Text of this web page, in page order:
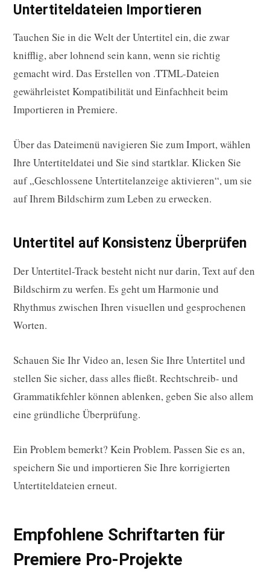
Untertiteldateien Importieren
Tauchen Sie in die Welt der Untertitel ein, die zwar
knifflig, aber lohnend sein kann, wenn sie richtig
gemacht wird. Das Erstellen von .TTML-Dateien
gewährleistet Kompatibilität und Einfachheit beim
Importieren in Premiere.
Über das Dateimenü navigieren Sie zum Import, wählen
Ihre Untertiteldatei und Sie sind startklar. Klicken Sie
auf „Geschlossene Untertitelanzeige aktivieren“, um sie
auf Ihrem Bildschirm zum Leben zu erwecken.
Untertitel auf Konsistenz Überprüfen
Der Untertitel-Track besteht nicht nur darin, Text auf den
Bildschirm zu werfen. Es geht um Harmonie und
Rhythmus zwischen Ihren visuellen und gesprochenen
Worten.
Schauen Sie Ihr Video an, lesen Sie Ihre Untertitel und
stellen Sie sicher, dass alles fließt. Rechtschreib- und
Grammatikfehler können ablenken, geben Sie also allem
eine gründliche Überprüfung.
Ein Problem bemerkt? Kein Problem. Passen Sie es an,
speichern Sie und importieren Sie Ihre korrigierten
Untertiteldateien erneut.
Empfohlene Schriftarten für
Premiere Pro-Projekte